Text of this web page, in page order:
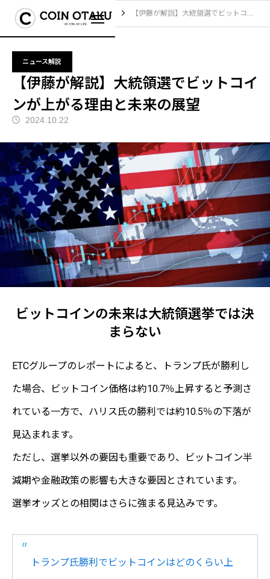
ブログ ニュース解説 【伊藤が解説】大統領選でビットコインが上がる理由と未来の展望
ニュース解説
【伊藤が解説】大統領選でビットコイ
ンが上がる理由と未来の展望
2024.10.22
ビットコインの未来は大統領選挙では決
まらない
ETCグループのレポートによると、トランプ氏が勝利し
た場合、ビットコイン価格は約10.7％上昇すると予測さ
れている一方で、ハリス氏の勝利では約10.5％の下落が
見込まれます。
ただし、選挙以外の要因も重要であり、ビットコイン半
減期や金融政策の影響も大きな要因とされています。
選挙オッズとの相関はさらに強まる見込みです。
トランプ氏勝利でビットコインはどのくらい上